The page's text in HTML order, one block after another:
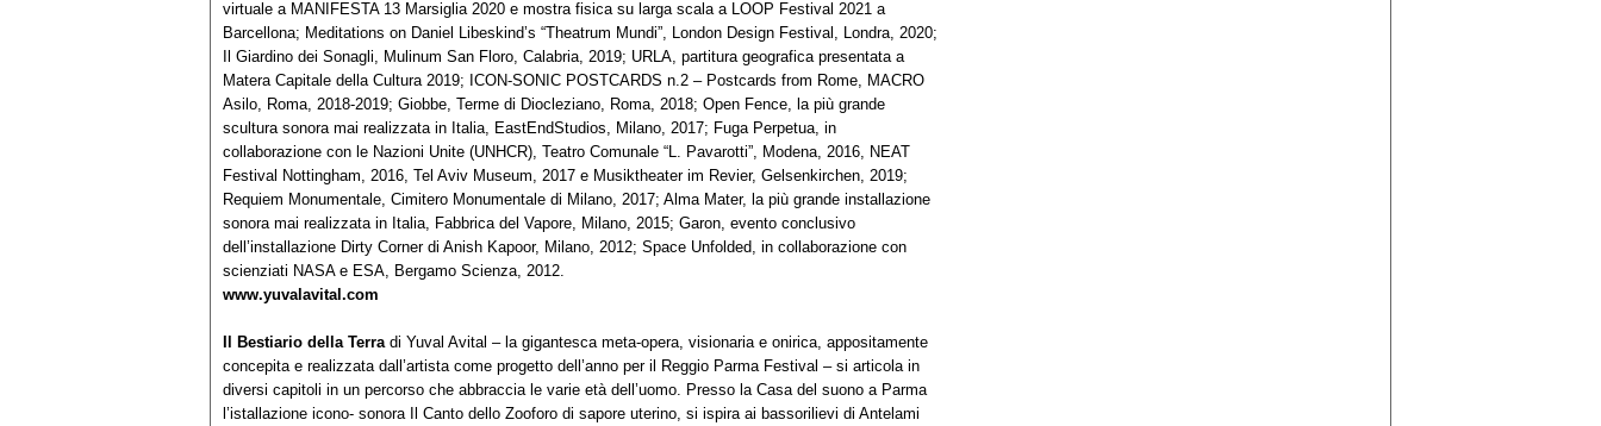
virtuale a MANIFESTA 13 Marsiglia 2020 e mostra fisica su larga scala a LOOP Festival 2021 a
Barcellona; Meditations on Daniel Libeskind’s “Theatrum Mundi”, London Design Festival, Londra, 2020;
Il Giardino dei Sonagli, Mulinum San Floro, Calabria, 2019; URLA, partitura geografica presentata a
Matera Capitale della Cultura 2019; ICON-SONIC POSTCARDS n.2 – Postcards from Rome, MACRO
Asilo, Roma, 2018-2019; Giobbe, Terme di Diocleziano, Roma, 2018; Open Fence, la più grande
scultura sonora mai realizzata in Italia, EastEndStudios, Milano, 2017; Fuga Perpetua, in
collaborazione con le Nazioni Unite (UNHCR), Teatro Comunale “L. Pavarotti”, Modena, 2016, NEAT
Festival Nottingham, 2016, Tel Aviv Museum, 2017 e Musiktheater im Revier, Gelsenkirchen, 2019;
Requiem Monumentale, Cimitero Monumentale di Milano, 2017; Alma Mater, la più grande installazione
sonora mai realizzata in Italia, Fabbrica del Vapore, Milano, 2015; Garon, evento conclusivo
dell’installazione Dirty Corner di Anish Kapoor, Milano, 2012; Space Unfolded, in collaborazione con
scienziati NASA e ESA, Bergamo Scienza, 2012.
www.yuvalavital.com
Il Bestiario della Terra di Yuval Avital – la gigantesca meta-opera, visionaria e onirica, appositamente
concepita e realizzata dall’artista come progetto dell’anno per il Reggio Parma Festival – si articola in
diversi capitoli in un percorso che abbraccia le varie età dell’uomo. Presso la Casa del suono a Parma
l’istallazione icono- sonora Il Canto dello Zooforo di sapore uterino, si ispira ai bassorilievi di Antelami